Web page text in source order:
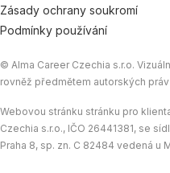
Zásady ochrany soukromí
Podmínky používání
© Alma Career Czechia s.r.o.
rovněž předmětem autorských
Webovou stránku stránku pro
Czechia s.r.o., IČO 26441381, se
Praha 8, sp. zn. C 82484 vedená u